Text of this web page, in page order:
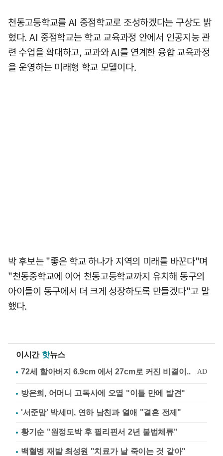
천동고등학교를 AI 중점학교로 조성하겠다는 구상도 밝
혔다. AI 중점학교는 학교 교육과정 안에서 인공지능 관
련 수업을 확대하고, 교과와 AI를 연계한 융합 교육과정
을 운영하는 미래형 학교 모델이다.
박 후보는 "좋은 학교 하나가 지역의 미래를 바꾼다"며
"천동중학교에 이어 천동고등학교까지 유치해 동구의
아이들이 동구에서 더 크게 성장하도록 만들겠다"고 말
했다.
이시간 핫뉴스
방은희, 어머니 고독사에 오열 "이틀 만에 발견"
'서준맘' 박세미, 연하 남친과 열애 "결혼 전제"
황기순 "원정도박 후 필리핀서 2년 불법체류"
백혈병 재발 최성원 "치료가 날 죽이는 것 같아"